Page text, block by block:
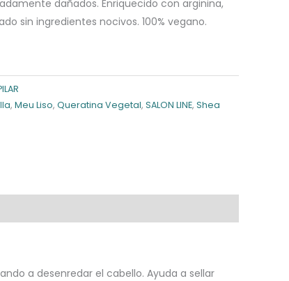
dañados. Enriquecido con arginina,
sin ingredientes nocivos. 100% vegano.
, Meu Liso, Queratina Vegetal, SALON LINE, Shea
a desenredar el cabello. Ayuda a sellar